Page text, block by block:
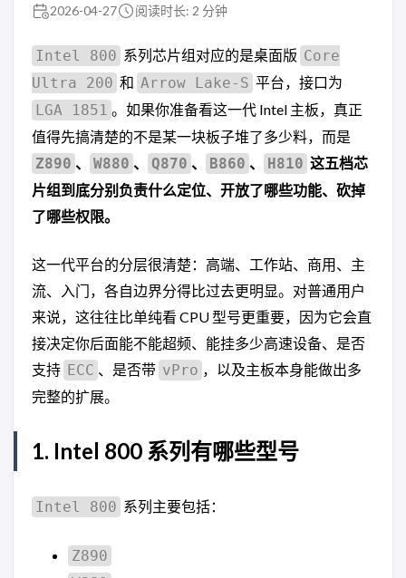
2026-04-27 阅读时长: 2 分钟
Intel 800 系列芯片组对应的是桌面版 Core
Ultra 200 和 Arrow Lake-S 平台，接口为
LGA 1851 。如果你准备看这一代 Intel 主板，真正
值得先搞清楚的不是某一块板子堆了多少料，而是
Z890 、 W880 、 Q870 、 B860 、 H810 这五档芯
片组到底分别负责什么定位、开放了哪些功能、砍掉
了哪些权限。
这一代平台的分层很清楚：高端、工作站、商用、主
流、入门，各自边界分得比过去更明显。对普通用户
来说，这往往比单纯看 CPU 型号更重要，因为它会直
接决定你后面能不能超频、能挂多少高速设备、是否
支持 ECC 、是否带 vPro ，以及主板本身能做出多
完整的扩展。
1. Intel 800 系列有哪些型号
Intel 800 系列主要包括：
Z890